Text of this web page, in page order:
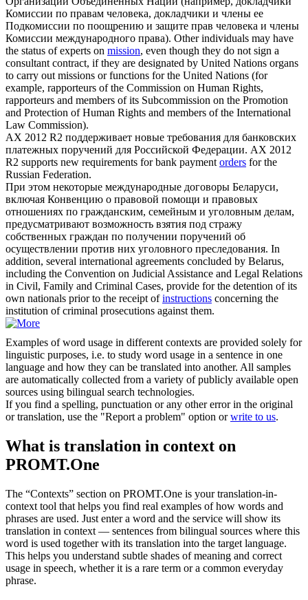
Комиссии по правам человека, докладчики и члены ее
Подкомиссии по поощрению и защите прав человека и члены
Комиссии международного права). Other individuals may have
the status of experts on mission, even though they do not sign a
consultant contract, if they are designated by United Nations organs
to carry out missions or functions for the United Nations (for
example, rapporteurs of the Commission on Human Rights,
rapporteurs and members of its Subcommission on the Promotion
and Protection of Human Rights and members of the International
Law Commission).
AX 2012 R2 поддерживает новые требования для банковских
платежных поручений для Российской Федерации. AX 2012
R2 supports new requirements for bank paymentorders for the
Russian Federation.
При этом некоторые международные договоры Беларуси,
включая Конвенцию о правовой помощи и правовых
отношениях по гражданским, семейным и уголовным делам,
предусматривают возможность взятия под стражу
собственных граждан по получении поручений об
осуществлении против них уголовного преследования. In
addition, several international agreements concluded by Belarus,
including the Convention on Judicial Assistance and Legal Relations
in Civil, Family and Criminal Cases, provide for the detention of its
own nationals prior to the receipt ofinstructions concerning the
institution of criminal prosecutions against them.
Examples of word usage in different contexts are provided solely for
linguistic purposes, i.e. to study word usage in a sentence in one
language and how they can be translated into another. All samples
are automatically collected from a variety of publicly available open
sources using bilingual search technologies.
If you find a spelling, punctuation or any other error in the original
or translation, use the "Report a problem" option orwrite to us.
What is translation in context on
PROMT.One
The “Contexts” section on PROMT.One is your translation-in-
context tool that helps you find real examples of how words and
phrases are used. Just enter a word and the service will show its
translation in context — sentences from bilingual sources where this
word is used together with its translation into the target language.
This helps you understand subtle shades of meaning and correct
usage in speech, whether it is a rare term or a common everyday
phrase.